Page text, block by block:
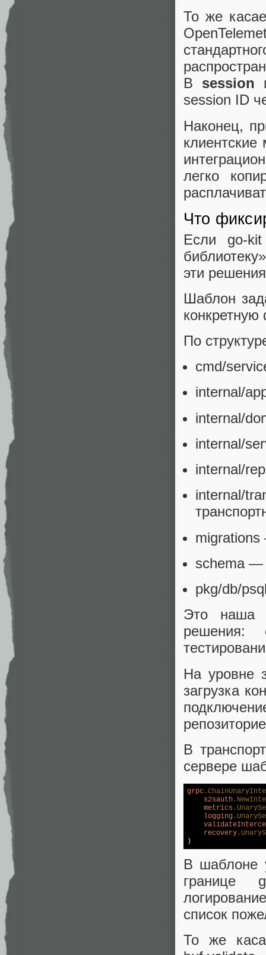
То же
В session
session ID
Наконец,
легко
Что
Если go-
эти
Шаблон
По
cmd/
internal/
internal/
internal/
internal/
internal/
schema —
pkg/db/
Это наша
решения:
На уровне
загрузка
В
сервере
grpc
s2sauth
metrics
logging
recovery
)
В шаблоне
границе
список
То же